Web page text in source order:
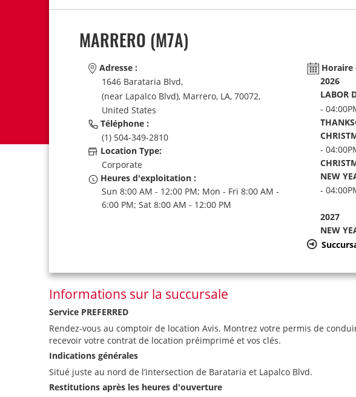
MARRERO (M7A)
Adresse :
1646 Barataria Blvd,
(near Lapalco Blvd), Marrero, LA, 70072,
United States
Téléphone :
(1) 504-349-2810
Location Type:
Corporate
Heures d'exploitation :
Sun 8:00 AM - 12:00 PM; Mon - Fri 8:00 AM -
6:00 PM; Sat 8:00 AM - 12:00 PM
Horaire
2026
LABOR
-
-
NEW
-
2027
NEW
Informations sur la succursale
Service PREFERRED
Rendez-vous au comptoir de location Avis. Montrez votre permis de
recevoir votre contrat de location préimprimé et vos clés.
Indications générales
Situé juste au nord de l’intersection de Barataria et Lapalco Blvd.
Restitutions après les heures d'ouverture